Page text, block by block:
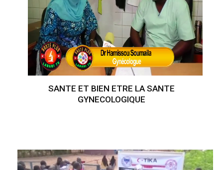
SANTE ET BIEN ETRE LA SANTE
GYNECOLOGIQUE